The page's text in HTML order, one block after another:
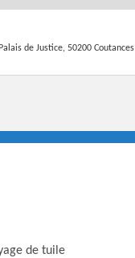
de Justice, 50200 Coutances
de tuile